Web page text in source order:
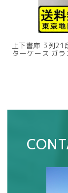
上下書庫 3列
ターケース ガ